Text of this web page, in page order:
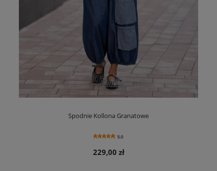
Spodnie Kollona Granatowe
5.0
229,00 zł